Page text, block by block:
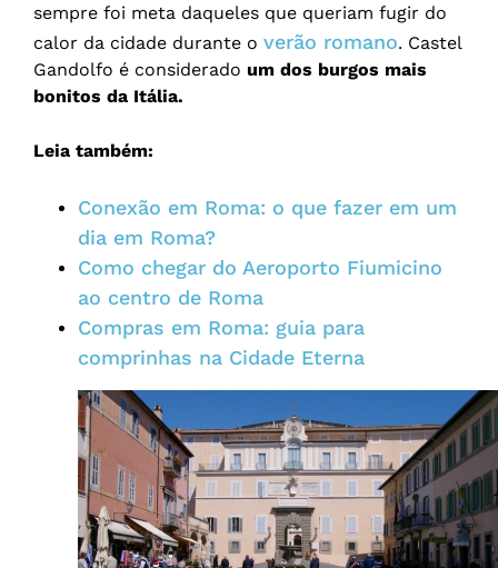
sempre foi meta daqueles que queriam fugir do
calor da cidade durante o verão romano. Castel
Gandolfo é considerado um dos burgos mais
bonitos da Itália.
Leia também:
Conexão em Roma: o que fazer em um
dia em Roma?
Como chegar do Aeroporto Fiumicino
ao centro de Roma
Compras em Roma: guia para
comprinhas na Cidade Eterna